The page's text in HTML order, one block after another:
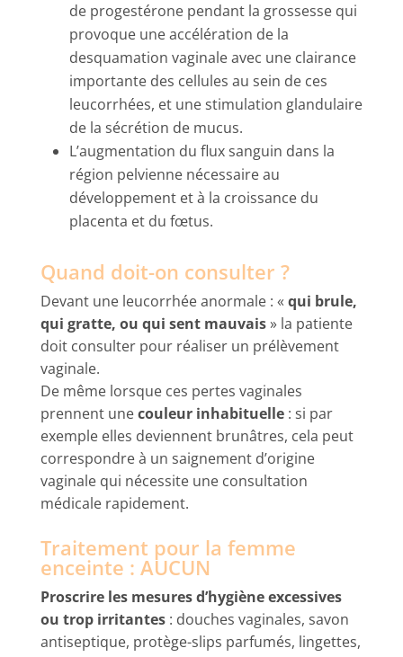
de progestérone pendant la grossesse qui
provoque une accélération de la
desquamation vaginale avec une clairance
importante des cellules au sein de ces
leucorrhées, et une stimulation glandulaire
de la sécrétion de mucus.
L’augmentation du flux sanguin dans la
région pelvienne nécessaire au
développement et à la croissance du
placenta et du fœtus.
Quand doit-on consulter ?
Devant une leucorrhée anormale : « qui brule,
qui gratte, ou qui sent mauvais» la patiente
doit consulter pour réaliser un prélèvement
vaginale.
De même lorsque ces pertes vaginales
prennent unecouleur inhabituelle: si par
exemple elles deviennent brunâtres, cela peut
correspondre à un saignement d’origine
vaginale qui nécessite une consultation
médicale rapidement.
Traitement pour la femme
enceinte : AUCUN
Proscrire les mesures d’hygiène excessives
ou trop irritantes: douches vaginales, savon
antiseptique, protège-slips parfumés, lingettes,